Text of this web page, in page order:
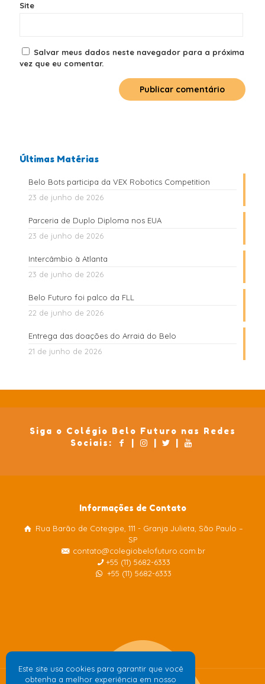
Site
Salvar meus dados neste navegador para a próxima
vez que eu comentar.
Últimas Matérias
Belo Bots participa da VEX Robotics Competition
23 de junho de 2026
Parceria de Duplo Diploma nos EUA
23 de junho de 2026
Intercâmbio à Atlanta
23 de junho de 2026
Belo Futuro foi palco da FLL
22 de junho de 2026
Entrega das doações do Arraiá do Belo
21 de junho de 2026
Siga o Colégio Belo Futuro nas Redes
Sociais:
| | |
Informações de Contato
Rua Barão de Cotegipe, 111 - Granja Julieta, São Paulo –
SP
contato@colegiobelofuturo.com.br
+55 (11) 5682-6333
+55 (11) 5682-6333
Este site usa cookies para garantir que você
obtenha a melhor experiência em nosso
Colégio Belo Futuro
Internacional